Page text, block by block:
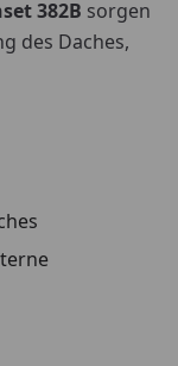
382B sorgen
des Daches,